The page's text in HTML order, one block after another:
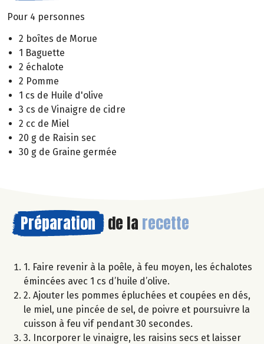
Pour 4 personnes
2 boîtes de Morue
1 Baguette
2 échalote
2 Pomme
1 cs de Huile d'olive
3 cs de Vinaigre de cidre
2 cc de Miel
20 g de Raisin sec
30 g de Graine germée
Préparation de la recette
1. Faire revenir à la poêle, à feu moyen, les échalotes
émincées avec 1 cs d’huile d’olive.
2. Ajouter les pommes épluchées et coupées en dés,
le miel, une pincée de sel, de poivre et poursuivre la
cuisson à feu vif pendant 30 secondes.
3. Incorporer le vinaigre, les raisins secs et laisser